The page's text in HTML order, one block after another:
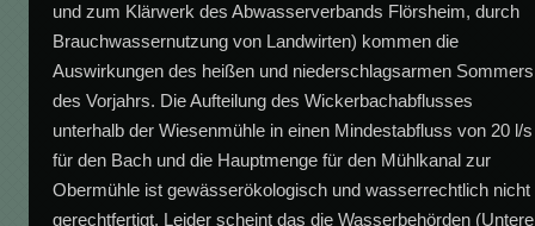
und zum Klärwerk des Abwasserverbands Flörsheim, durch
Brauchwassernutzung von Landwirten) kommen die
Auswirkungen des heißen und niederschlagsarmen Sommers
des Vorjahrs. Die Aufteilung des Wickerbachabflusses
unterhalb der Wiesenmühle in einen Mindestabfluss von 20 l/s
für den Bach und die Hauptmenge für den Mühlkanal zur
Obermühle ist gewässerökologisch und wasserrechtlich nicht
gerechtfertigt. Leider scheint das die Wasserbehörden (Untere